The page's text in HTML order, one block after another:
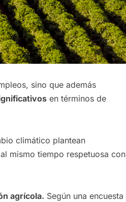
sino que además
en términos de
climático plantean
mismo tiempo respetuosa con
agrícola. Según una encuesta